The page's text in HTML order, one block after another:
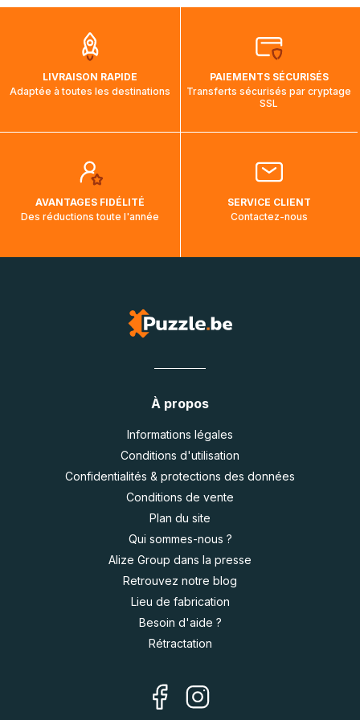
aura touché terre.
LIVRAISON RAPIDE
Adaptée à toutes les destinations
PAIEMENTS SÉCURISÉS
Transferts sécurisés par cryptage
SSL
AVANTAGES FIDÉLITÉ
Des réductions toute l'année
SERVICE CLIENT
Contactez-nous
À propos
Informations légales
Conditions d'utilisation
Confidentialités & protections des données
Conditions de vente
Plan du site
Qui sommes-nous ?
Alize Group dans la presse
Retrouvez notre blog
Lieu de fabrication
Besoin d'aide ?
Rétractation